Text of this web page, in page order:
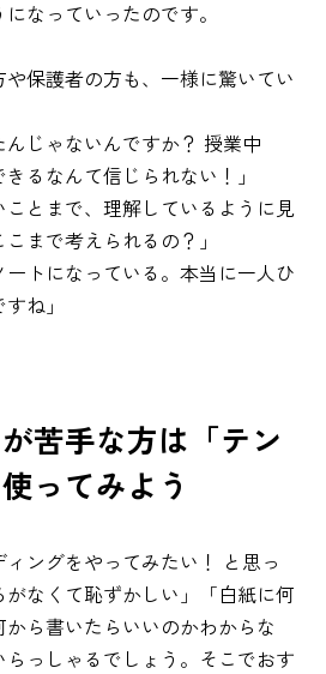
なっていったのです。
保護者の方も、一様に驚いてい
んじゃないんですか？ 授業中
るなんて信じられない！」
ことまで、理解しているように見
まで考えられるの？」
ートになっている。本当に一人ひ
ね」
苦手な方は「テン
ってみよう
ングをやってみたい！ と思っ
なくて恥ずかしい」「白紙に何
ら書いたらいいのかわからな
っしゃるでしょう。そこでおす